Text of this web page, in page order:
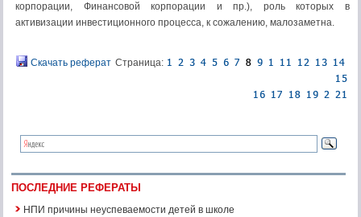
корпорации, Финансовой корпорации и пр.), роль которых в
активизации инвестиционного процесса, к сожалению, малозаметна.
Скачать реферат Страница:
ПОСЛЕДНИЕ РЕФЕРАТЫ
НПИ причины неуспеваемости детей в школе